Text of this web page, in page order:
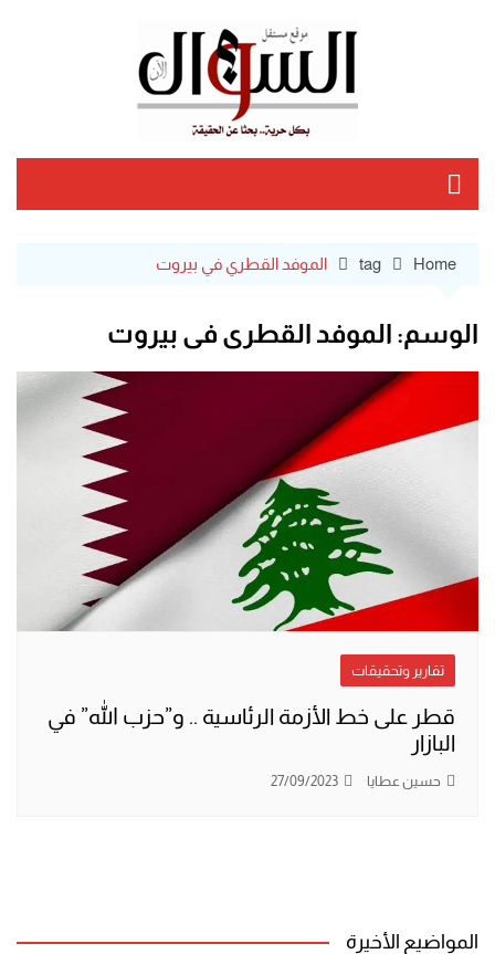
Home
tag الموفد القطري في بيروت
الوسم: الموفد القطري في بيروت
تقارير وتحقيقات
قطر على خط الأزمة الرئاسية .. و”حزب الله” في
البازار
حسين عطايا 27/09/2023
المواضيع الأخيرة